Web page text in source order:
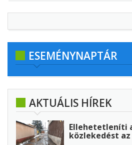
ESEMÉNYNAPTÁR
AKTUÁLIS HÍREK
Ellehetetleníti
közlekedést